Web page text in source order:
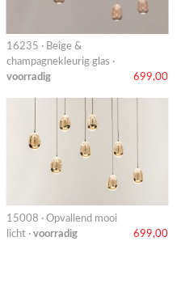
16235 · Beige &
champagnekleurig glas ·
voorradig
699,00
15008 · Opvallend mooi
licht · voorradig 699,00